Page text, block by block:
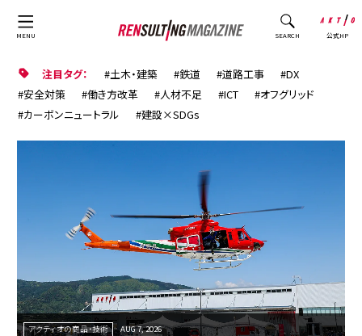
MENU SEARCH 公式HP
注目タグ： 土木・建築 鉄道 道路工事
DX
安全対策
働き方改革 人材不足 ICT
オフグリッド
カーボンニュートラル
建設×SDGs
アクティオの商品・技術 AUG 7, 2026